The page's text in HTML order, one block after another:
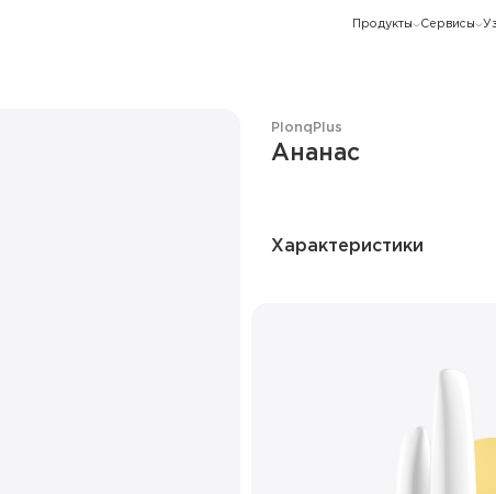
Продукты Сервисы
Plonq Plus
Ананас
Характеристики